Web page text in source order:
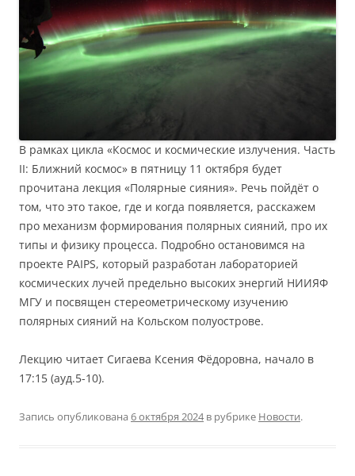
В рамках цикла «Космос и космические излучения. Часть
II: Ближний космос» в пятницу 11 октября будет
прочитана лекция «Полярные сияния». Речь пойдёт о
том, что это такое, где и когда появляется, расскажем
про механизм формирования полярных сияний, про их
типы и физику процесса. Подробно остановимся на
проекте PAIPS, который разработан лабораторией
космических лучей предельно высоких энергий НИИЯФ
МГУ и посвящен стереометрическому изучению
полярных сияний на Кольском полуострове.
Лекцию читает Сигаева Ксения Фёдоровна, начало в
17:15 (ауд.5-10).
Запись опубликована 6 октября 2024в рубрике Новости.